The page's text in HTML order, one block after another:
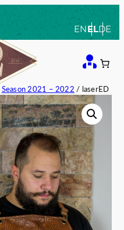
ENELDE
Season 2021 – 2022 / laserED